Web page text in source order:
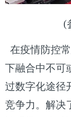
(
在疫情防控
下融合中不可
过数字化途径
竞争力。解决